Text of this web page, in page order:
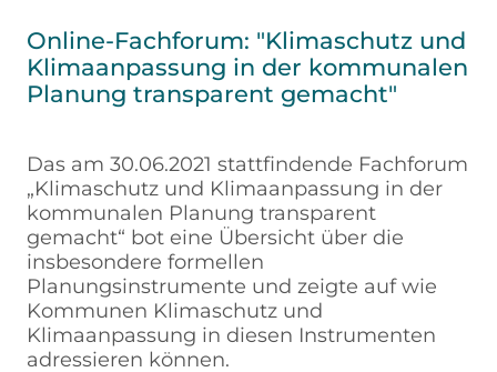
Online-Fachforum: "Klimaschutz und
Klimaanpassung in der kommunalen
Planung transparent gemacht"
Das am 30.06.2021 stattfindende Fachforum
„Klimaschutz und Klimaanpassung in der
kommunalen Planung transparent
gemacht“ bot eine Übersicht über die
insbesondere formellen
Planungsinstrumente und zeigte auf wie
Kommunen Klimaschutz und
Klimaanpassung in diesen Instrumenten
adressieren können.